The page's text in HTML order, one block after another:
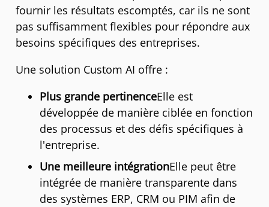
fournir les résultats escomptés, car ils ne sont
pas suffisamment flexibles pour répondre aux
besoins spécifiques des entreprises.
Une solution Custom AI offre :
Plus grande pertinenceElle est
développée de manière ciblée en fonction
des processus et des défis spécifiques à
l'entreprise.
Une meilleure intégrationElle peut être
intégrée de manière transparente dans
des systèmes ERP, CRM ou PIM afin de